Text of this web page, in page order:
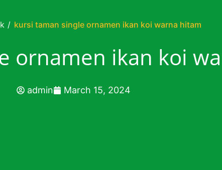
/ kursi taman single ornamen ikan koi warna hitam
ornamen ikan koi
admin March 15, 2024